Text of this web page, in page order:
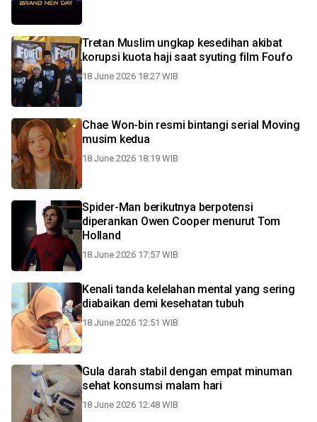
Tretan Muslim ungkap kesedihan akibat
korupsi kuota haji saat syuting film Foufo
18 June 2026 18:27 WIB
Chae Won-bin resmi bintangi serial Moving
musim kedua
18 June 2026 18:19 WIB
Spider-Man berikutnya berpotensi
diperankan Owen Cooper menurut Tom
Holland
18 June 2026 17:57 WIB
Kenali tanda kelelahan mental yang sering
diabaikan demi kesehatan tubuh
18 June 2026 12:51 WIB
Gula darah stabil dengan empat minuman
sehat konsumsi malam hari
18 June 2026 12:48 WIB